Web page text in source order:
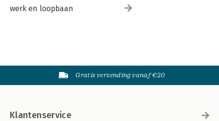
werk en loopbaan
Gratis verzending vanaf €20
Klantenservice